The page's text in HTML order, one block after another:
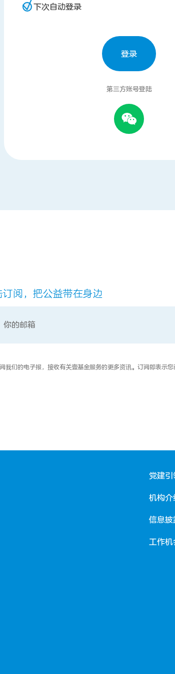
下次自动登录
登录
第三方账号登陆
订阅，把公益带在身边
我们的电子报，接收有关壹基金服务的更多资讯。订阅即表示
党建引
机构介
信息披
工作机